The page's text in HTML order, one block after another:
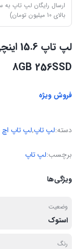
ارسال رایگان لپ تاپ به
بالای 10 میلیون تومان)
8GB 256SSD
فروش ویژه
دسته:لپ تاپ,لپ تاپ
برچسب:لپ تاپ
ویژگی‌ها
وضعیت
استوک
رنگ